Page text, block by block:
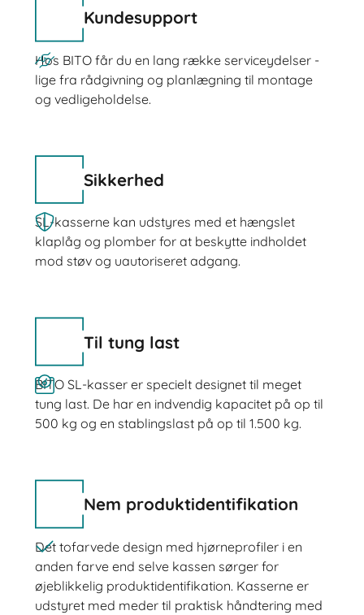
Kundesupport
Hos BITO får du en lang række serviceydelser -
lige fra rådgivning og planlægning til montage
og vedligeholdelse.
Sikkerhed
SL-kasserne kan udstyres med et hængslet
klaplåg og plomber for at beskytte indholdet
mod støv og uautoriseret adgang.
Til tung last
BITO SL-kasser er specielt designet til meget
tung last. De har en indvendig kapacitet på op til
500 kg og en stablingslast på op til 1.500 kg.
Nem produktidentifikation
Det tofarvede design med hjørneprofiler i en
anden farve end selve kassen sørger for
øjeblikkelig produktidentifikation. Kasserne er
udstyret med meder til praktisk håndtering med